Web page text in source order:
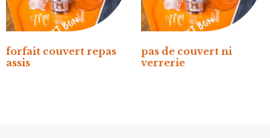
forfait couvert repas
assis
pas de couvert ni
verrerie